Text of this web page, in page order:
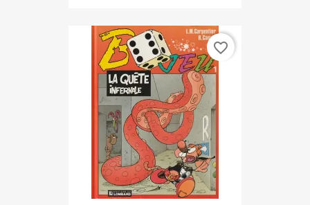
favorite_border